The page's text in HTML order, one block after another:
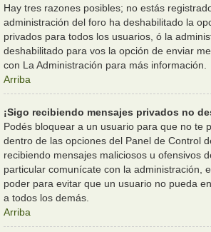
Hay tres razones posibles; no estás
administración del foro ha deshabilitado la
privados para todos los usuarios, ó la
deshabilitado para vos la opción de enviar
con La Administración para más información.
Arriba
¡Sigo recibiendo mensajes privados no
Podés bloquear a un usuario para que no te
dentro de las opciones del Panel de Control
recibiendo mensajes maliciosos u ofensivos
particular comunícate con la administración,
poder para evitar que un usuario no pueda
a todos los demás.
Arriba